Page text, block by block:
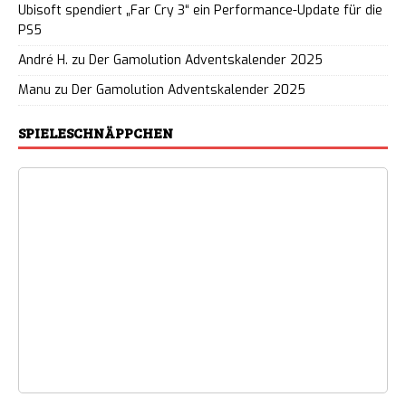
Ubisoft spendiert „Far Cry 3“ ein Performance-Update für die
PS5
André H. zu Der Gamolution Adventskalender 2025
Manu zu Der Gamolution Adventskalender 2025
SPIELESCHNÄPPCHEN